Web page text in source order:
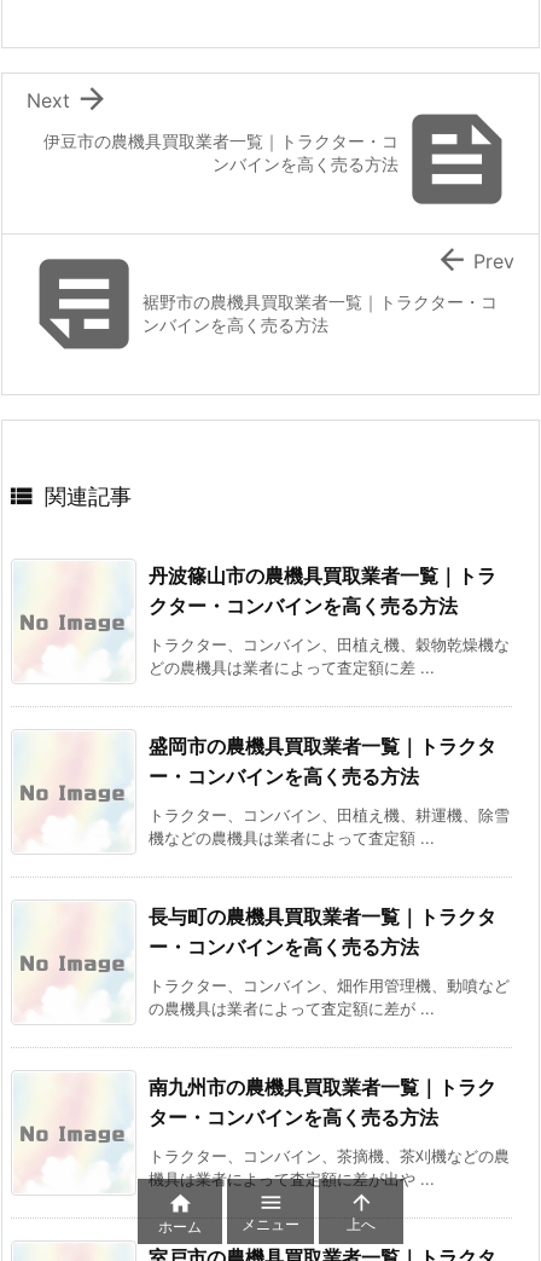

伊豆市の農機具買取業者一覧｜トラクター・コ
ンバインを高く売る方法

Next
裾野市の農機具買取業者一覧｜トラクター・コ
ンバインを高く売る方法
 Prev
 関連記事
丹波篠山市の農機具買取業者一覧｜トラ
クター・コンバインを高く売る方法
トラクター、コンバイン、田植え機、穀物乾燥機な
どの農機具は業者によって査定額に差 ...
盛岡市の農機具買取業者一覧｜トラクタ
ー・コンバインを高く売る方法
トラクター、コンバイン、田植え機、耕運機、除雪
機などの農機具は業者によって査定額 ...
長与町の農機具買取業者一覧｜トラクタ
ー・コンバインを高く売る方法
トラクター、コンバイン、畑作用管理機、動噴など
の農機具は業者によって査定額に差が ...
南九州市の農機具買取業者一覧｜トラク
ター・コンバインを高く売る方法
トラクター、コンバイン、茶摘機、茶刈機などの農
機具は業者によって査定額に差が出や ...

ホーム

メニュー

上へ